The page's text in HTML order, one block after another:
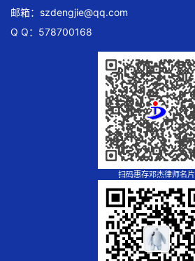
邮箱： szdengjie@qq.com
Q Q：578700168
扫码惠存邓杰律师名片